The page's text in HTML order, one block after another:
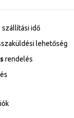
szállítási idő
lehetőség
rendelés